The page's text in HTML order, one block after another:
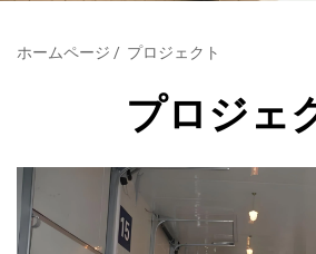
ホームページ / プロジェクト
プロジェ